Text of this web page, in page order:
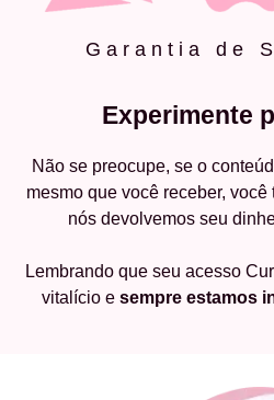
Garantia de
Experimente
Não se preocupe, se o
mesmo que você receber, você
nós devolvemos seu
Lembrando que seu acesso
vitalício e sempre estamos